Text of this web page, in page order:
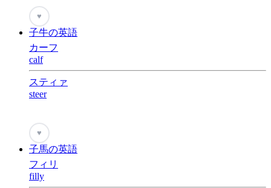
♥
子牛の英語
カーフ
calf
スティァ
steer
♥
子馬の英語
フィリ
filly